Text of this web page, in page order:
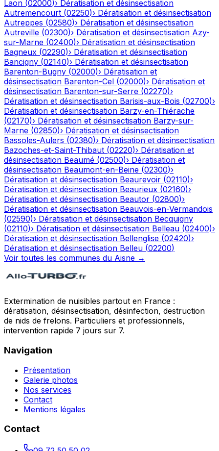
Laon (02000)› Dératisation et désinsectisation
Autremencourt (02250)› Dératisation et désinsectisation
Autreppes (02580)› Dératisation et désinsectisation
Autreville (02300)› Dératisation et désinsectisation Azy-
sur-Marne (02400)› Dératisation et désinsectisation
Bagneux (02290)› Dératisation et désinsectisation
Bancigny (02140)› Dératisation et désinsectisation
Barenton-Bugny (02000)› Dératisation et
désinsectisation Barenton-Cel (02000)› Dératisation et
désinsectisation Barenton-sur-Serre (02270)›
Dératisation et désinsectisation Barisis-aux-Bois (02700)›
Dératisation et désinsectisation Barzy-en-Thiérache
(02170)› Dératisation et désinsectisation Barzy-sur-
Marne (02850)› Dératisation et désinsectisation
Bassoles-Aulers (02380)› Dératisation et désinsectisation
Bazoches-et-Saint-Thibaut (02220)› Dératisation et
désinsectisation Beaumé (02500)› Dératisation et
désinsectisation Beaumont-en-Beine (02300)›
Dératisation et désinsectisation Beaurevoir (02110)›
Dératisation et désinsectisation Beaurieux (02160)›
Dératisation et désinsectisation Beautor (02800)›
Dératisation et désinsectisation Beauvois-en-Vermandois
(02590)› Dératisation et désinsectisation Becquigny
(02110)› Dératisation et désinsectisation Belleau (02400)›
Dératisation et désinsectisation Bellenglise (02420)›
Dératisation et désinsectisation Belleu (02200)
Voir toutes les communes du Aisne →
Extermination de nuisibles partout en France :
dératisation, désinsectisation, désinfection, destruction
de nids de frelons. Particuliers et professionnels,
intervention rapide 7 jours sur 7.
Navigation
Présentation
Galerie photos
Nos services
Contact
Mentions légales
Contact